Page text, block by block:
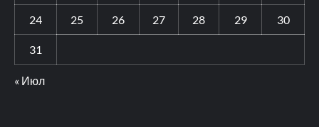
24 25 26 27 28 29 30
31
« Июл